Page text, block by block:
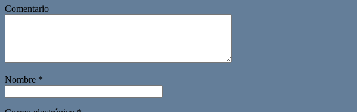
Comentario
Nombre *